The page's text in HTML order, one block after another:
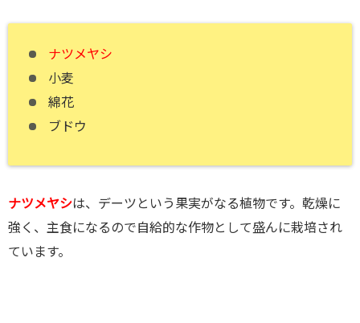
ナツメヤシ
小麦
綿花
ブドウ
ナツメヤシは、デーツという果実がなる植物です。乾燥に
強く、主食になるので自給的な作物として盛んに栽培され
ています。